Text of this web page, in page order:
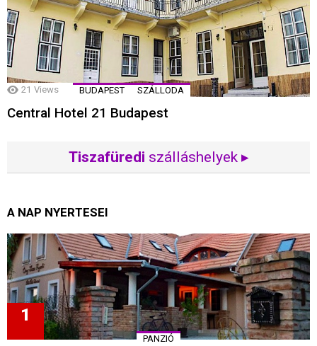
21 Views BUDAPEST SZÁLLODA
Central Hotel 21 Budapest
Tiszafüredi szálláshelyek ▸
A NAP NYERTESEI
PANZIÓ